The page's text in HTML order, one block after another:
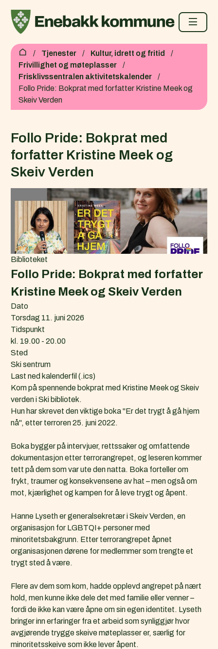
Du er her:Tjenester
Kultur, idrett og fritid
Frivillighet og møteplasser
Frisklivssentralen aktivitetskalender
Follo Pride: Bokprat med forfatter Kristine Meek og
Skeiv Verden
Follo Pride: Bokprat med
forfatter Kristine Meek og
Skeiv Verden
Biblioteket
Follo Pride: Bokprat med forfatter
Kristine Meek og Skeiv Verden
Dato
Torsdag 11. juni 2026
Tidspunkt
kl. 19.00 - 20.00
Sted
Ski sentrum
L
a
s
t
n
d
k
a
l
e
d
e
r
f
i
(
.
i
c
s
)
Last ned kalenderfil (.ics)
Kom på spennende bokprat med Kristine Meek og Skeiv
verden i Ski bibliotek.
Hun har skrevet den viktige boka "Er det trygt å gå hjem
nå", etter terroren 25. juni 2022.
Boka bygger på intervjuer, rettssaker og omfattende
dokumentasjon etter terrorangrepet, og leseren kommer
tett på dem som var ute den natta. Boka forteller om
frykt, traumer og konsekvensene av hat – men også om
mot, kjærlighet og kampen for å leve trygt og åpent.
Hanne Lyseth er generalsekretær i Skeiv Verden, en
organisasjon for LGBTQI+ personer med
minoritetsbakgrunn. Etter terrorangrepet åpnet
organisasjonen dørene for medlemmer som trengte et
trygt sted å være.
Flere av dem som kom, hadde opplevd angrepet på nært
hold, men kunne ikke dele det med familie eller venner –
fordi de ikke kan være åpne om sin egen identitet. Lyseth
bringer inn erfaringer fra et arbeid som synliggjør hvor
avgjørende trygge skeive møteplasser er, særlig for
minoritetsskeive som ikke lever åpent.